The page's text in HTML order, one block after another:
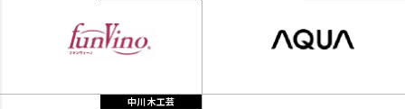
中川 木工芸